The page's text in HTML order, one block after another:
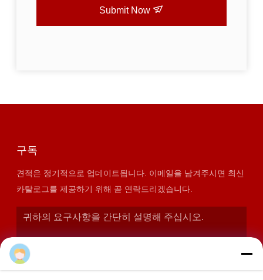
Submit Now
구독
견적은 정기적으로 업데이트됩니다. 이메일을 남겨주시면 최신
카탈로그를 제공하기 위해 곧 연락드리겠습니다.